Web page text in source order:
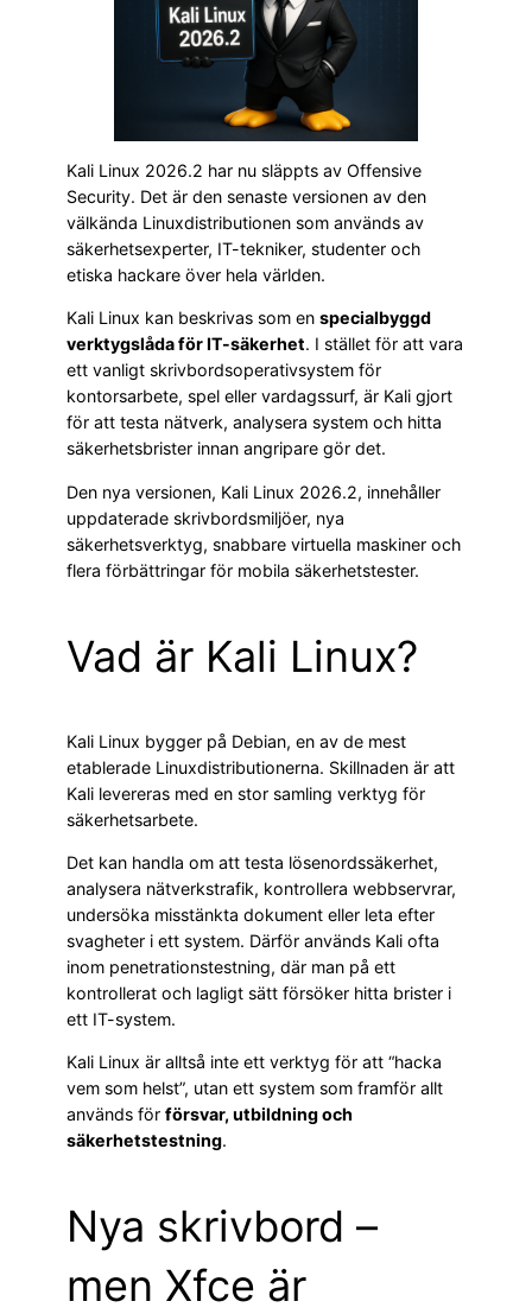
Kali Linux 2026.2 har nu släppts av Offensive
Security. Det är den senaste versionen av den
välkända Linuxdistributionen som används av
säkerhetsexperter, IT-tekniker, studenter och
etiska hackare över hela världen.
Kali Linux kan beskrivas som en specialbyggd
verktygslåda för IT-säkerhet. I stället för att vara
ett vanligt skrivbordsoperativsystem för
kontorsarbete, spel eller vardagssurf, är Kali gjort
för att testa nätverk, analysera system och hitta
säkerhetsbrister innan angripare gör det.
Den nya versionen, Kali Linux 2026.2, innehåller
uppdaterade skrivbordsmiljöer, nya
säkerhetsverktyg, snabbare virtuella maskiner och
flera förbättringar för mobila säkerhetstester.
Vad är Kali Linux?
Kali Linux bygger på Debian, en av de mest
etablerade Linuxdistributionerna. Skillnaden är att
Kali levereras med en stor samling verktyg för
säkerhetsarbete.
Det kan handla om att testa lösenordssäkerhet,
analysera nätverkstrafik, kontrollera webbservrar,
undersöka misstänkta dokument eller leta efter
svagheter i ett system. Därför används Kali ofta
inom penetrationstestning, där man på ett
kontrollerat och lagligt sätt försöker hitta brister i
ett IT-system.
Kali Linux är alltså inte ett verktyg för att “hacka
vem som helst”, utan ett system som framför allt
används för försvar, utbildning och
säkerhetstestning.
Nya skrivbord –
men Xfce är